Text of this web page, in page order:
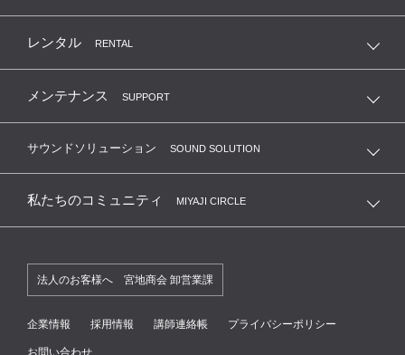
レンタル RENTAL
メンテナンス SUPPORT
サウンドソリューション SOUND SOLUTION
私たちのコミュニティ MIYAJI CIRCLE
法人のお客様へ 宮地商会 卸営業課
企業情報 採用情報 講師連絡帳 プライバシーポリシー
お問い合わせ